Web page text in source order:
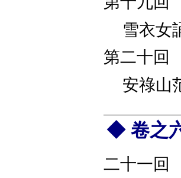
雪衣女
第二十回
安祿山
卷之
二十一回